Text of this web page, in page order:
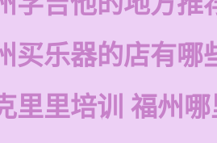
买乐器的店有哪
里里培训 福州